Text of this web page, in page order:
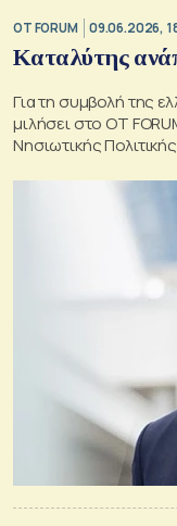
OT FORUM 09.06.2026,
Καταλύτης
Για τη συμβολή της
μιλήσει στο OT
Νησιωτικής